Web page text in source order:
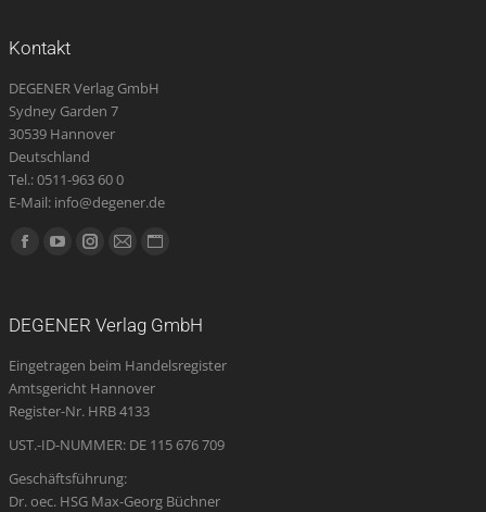
Kontakt
DEGENER Verlag GmbH
Sydney Garden 7
30539 Hannover
Deutschland
Tel.: 0511-963 60 0
E-Mail: info@degener.de
Finden Sie uns auf:
Facebook
new
window
YouTube
new
window
Instagram
new
window
E-
opens
in
new
Website
new
DEGENER Verlag GmbH
Eingetragen beim Handelsregister
Amtsgericht Hannover
Register-Nr. HRB 4133
UST.-ID-NUMMER: DE 115 676 709
Geschäftsführung:
Dr. oec. HSG Max-Georg Büchner